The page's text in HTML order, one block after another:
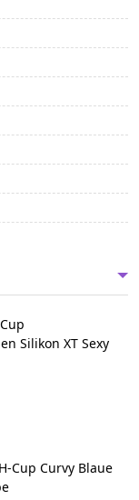
Silikon XT Sexy
Cup Curvy Blaue